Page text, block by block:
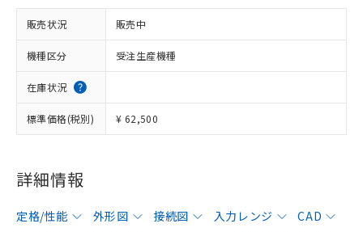
販売状況 販売中
機種区分 受注生産機種
在庫状況
標準価格(税別) ¥ 62,500
詳細情報
定格/性能 外形図 接続図 入力レンジ
CAD